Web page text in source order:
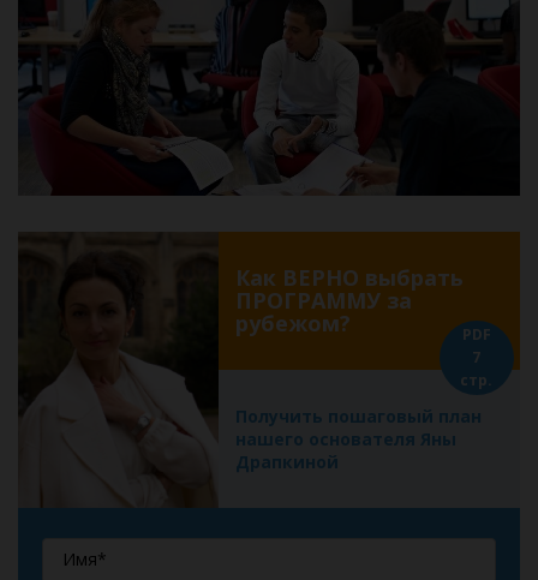
Как ВЕРНО выбрать
ПРОГРАММУ за
рубежом?
Получить пошаговый план
нашего основателя Яны
Драпкиной
PDF
7
стр.